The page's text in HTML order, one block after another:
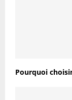
Pourquoi